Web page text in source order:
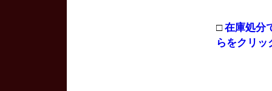
□ 在庫処分
らをクリッ